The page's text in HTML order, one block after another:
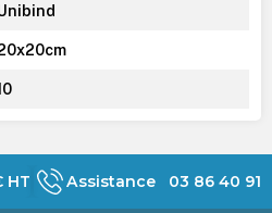
HT Assistance 03 86 40 91